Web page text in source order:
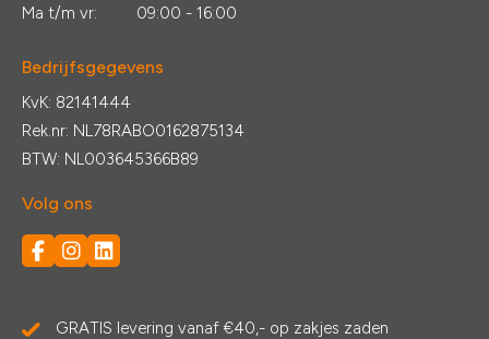
Ma t/m vr: 09:00 - 16:00
Bedrijfsgegevens
KvK: 82141444
Rek.nr: NL78RABO0162875134
BTW: NL003645366B89
Volg ons
GRATIS levering vanaf €40,- op zakjes zaden